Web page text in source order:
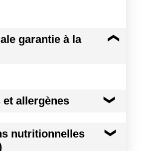
garantie à la
allergènes
(sucre, beurre de cacao,
pâte de cacao, LACTOSE,
nutritionnelles